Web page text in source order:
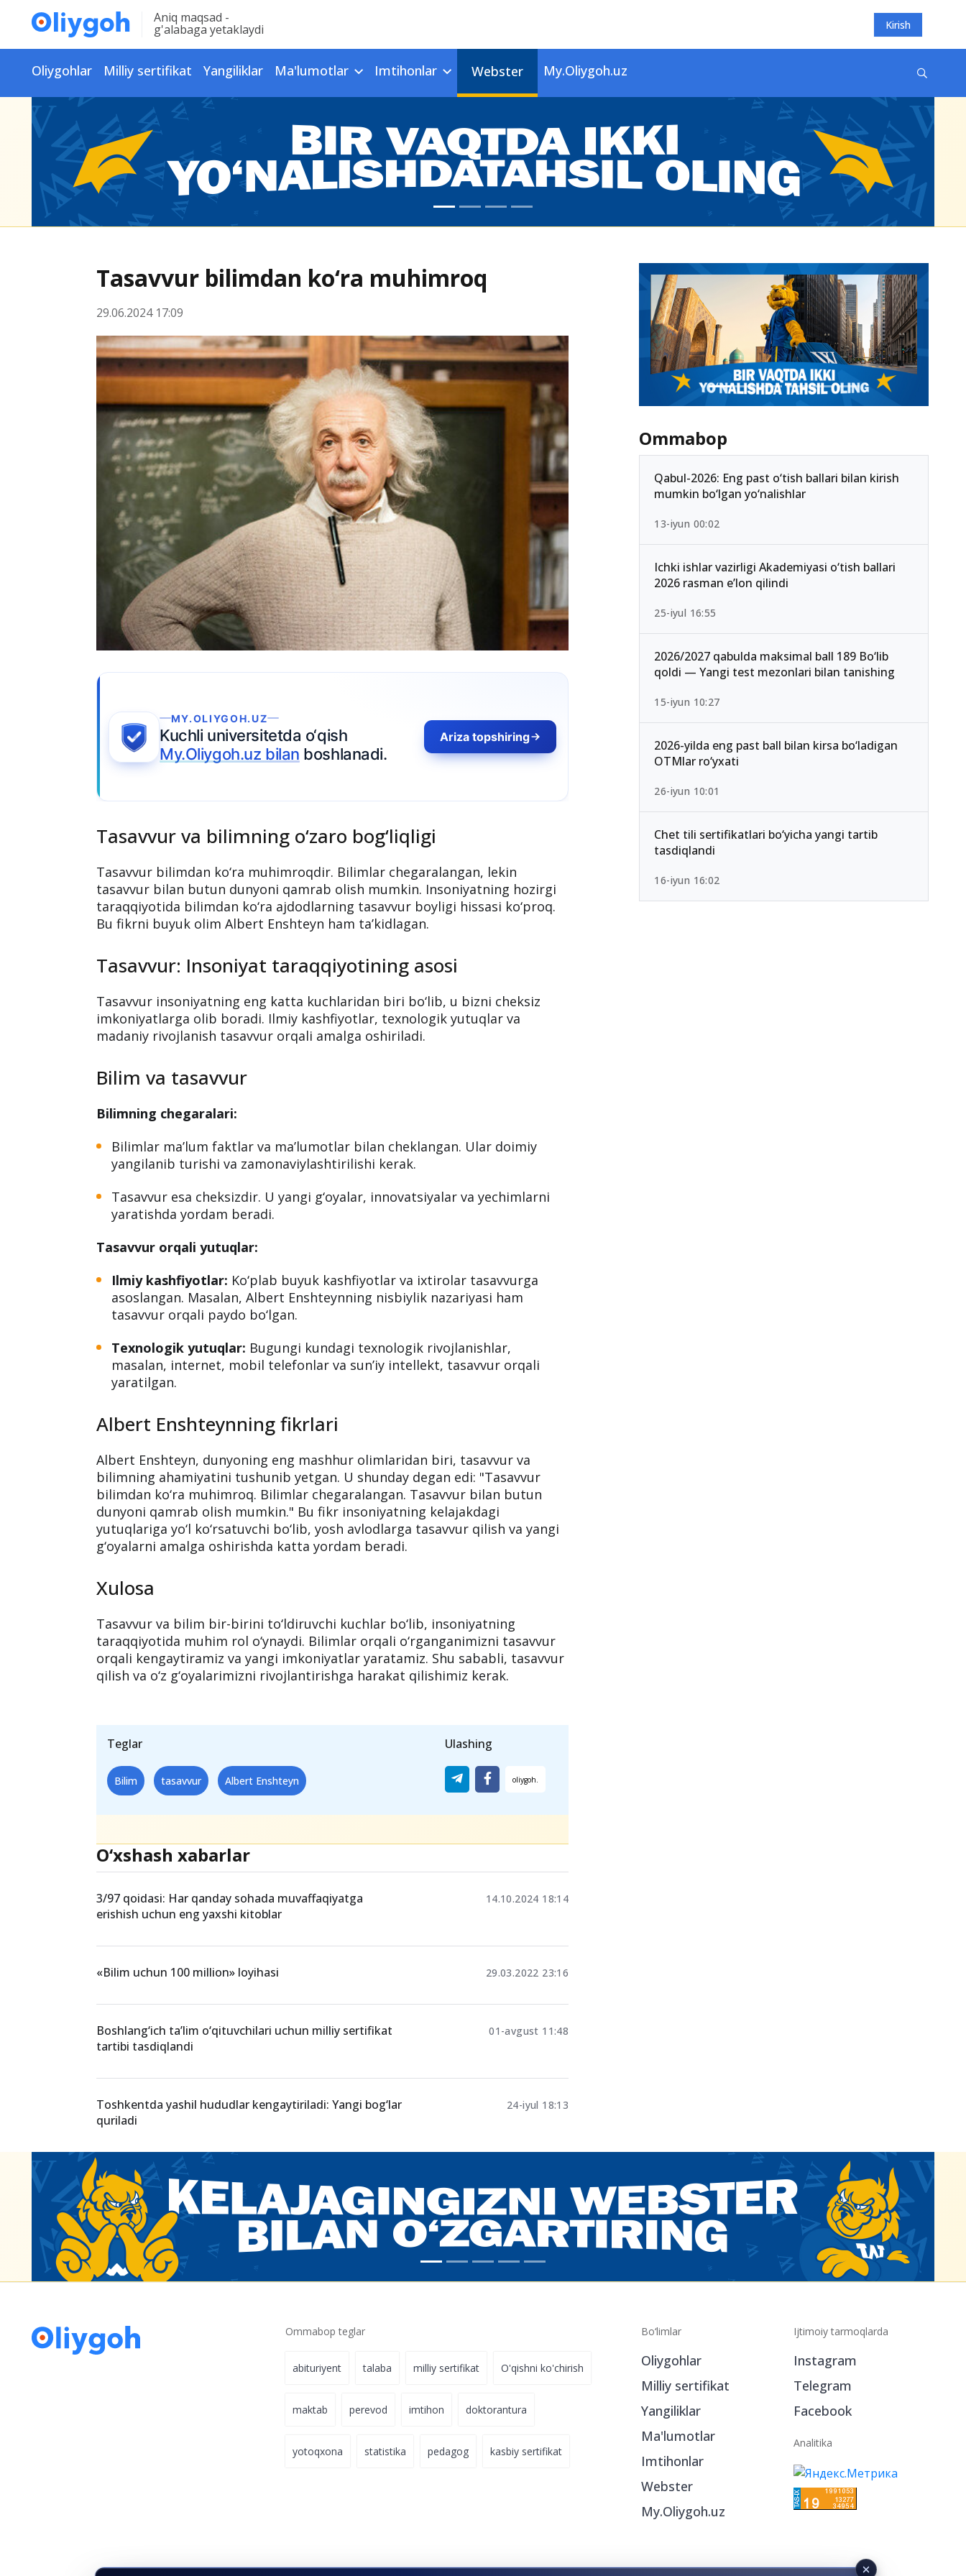
Aniq maqsad -
g'alabaga yetaklaydi Kirish
Oliygohlar Milliy sertifikat Yangiliklar Ma'lumotlar Imtihonlar Webster My.Oliygoh.uz
Tasavvur bilimdan ko‘ra muhimroq
29.06.2024 17:09
Tasavvur va bilimning o‘zaro bog‘liqligi
Tasavvur bilimdan ko‘ra muhimroqdir. Bilimlar chegaralangan, lekin
tasavvur bilan butun dunyoni qamrab olish mumkin. Insoniyatning hozirgi
taraqqiyotida bilimdan ko‘ra ajdodlarning tasavvur boyligi hissasi ko‘proq.
Bu fikrni buyuk olim Albert Enshteyn ham ta’kidlagan.
Tasavvur: Insoniyat taraqqiyotining asosi
Tasavvur insoniyatning eng katta kuchlaridan biri bo‘lib, u bizni cheksiz
imkoniyatlarga olib boradi. Ilmiy kashfiyotlar, texnologik yutuqlar va
madaniy rivojlanish tasavvur orqali amalga oshiriladi.
Bilimning chegaralari:
Bilimlar ma’lum faktlar va ma’lumotlar bilan cheklangan. Ular doimiy
Tasavvur esa cheksizdir. U yangi g‘oyalar, innovatsiyalar va yechimlarni
yaratishda yordam beradi.
Tasavvur orqali yutuqlar:
Ilmiy kashfiyotlar:
tasavvur orqali paydo bo‘lgan.
Texnologik yutuqlar:
Bugungi kundagi texnologik rivojlanishlar,
masalan, internet, mobil telefonlar va sun’iy intellekt, tasavvur orqali
yaratilgan.
Albert Enshteynning fikrlari
bilimning ahamiyatini tushunib yetgan. U shunday degan edi: "Tasavvur
bilimdan ko‘ra muhimroq. Bilimlar chegaralangan. Tasavvur bilan butun
dunyoni qamrab olish mumkin." Bu fikr insoniyatning kelajakdagi
yutuqlariga yo‘l ko‘rsatuvchi bo‘lib, yosh avlodlarga tasavvur qilish va yangi
g‘oyalarni amalga oshirishda katta yordam beradi.
Xulosa
taraqqiyotida muhim rol o‘ynaydi. Bilimlar orqali o‘rganganimizni tasavvur
orqali kengaytiramiz va yangi imkoniyatlar yaratamiz. Shu sababli, tasavvur
qilish va o‘z g‘oyalarimizni rivojlantirishga harakat qilishimiz kerak.
Teglar Ulashing
3/97 qoidasi: Har qanday sohada muvaffaqiyatga
14.10.2024 18:14
«Bilim uchun 100 million» loyihasi 29.03.2022 23:16
tartibi tasdiqlandi
Toshkentda yashil hududlar kengaytiriladi: Yangi bog‘lar
quriladi
24-iyul 18:13
Ommabop
Qabul-2026: Eng past o‘tish ballari bilan kirish
mumkin bo‘lgan yo‘nalishlar
13-iyun 00:02
Ichki ishlar vazirligi Akademiyasi o‘tish ballari
2026 rasman e’lon qilindi
25-iyul 16:55
2026/2027 qabulda maksimal ball 189 Bo‘lib
qoldi — Yangi test mezonlari bilan tanishing
15-iyun 10:27
2026-yilda eng past ball bilan kirsa bo‘ladigan
OTMlar ro‘yxati
26-iyun 10:01
Chet tili sertifikatlari bo‘yicha yangi tartib
tasdiqlandi
16-iyun 16:02
Bo‘limlar
Oliygohlar
Milliy sertifikat
Yangiliklar
Imtihonlar
Instagram
Telegram
Facebook